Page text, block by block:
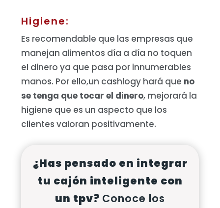
Higiene:
Es recomendable que las empresas que
manejan alimentos día a día no toquen
el dinero ya que pasa por innumerables
manos. Por ello,un cashlogy hará que no
se tenga que tocar el dinero, mejorará la
higiene que es un aspecto que los
clientes valoran positivamente.
¿Has pensado en integrar
tu cajón inteligente con
un tpv? Conoce los